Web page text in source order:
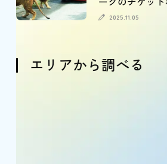
引情報も
2025.11.05
エリアから調べる